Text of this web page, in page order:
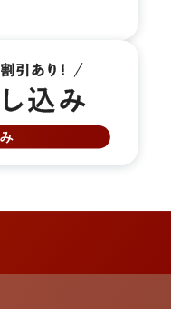
ましたら右へ曲